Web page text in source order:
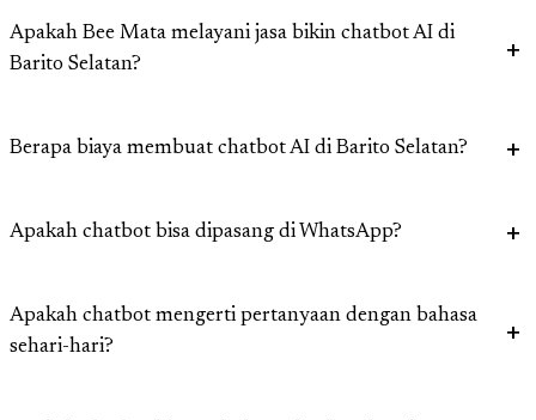
Apakah Bee Mata melayani jasa bikin chatbot AI di
Barito Selatan?
Berapa biaya membuat chatbot AI di Barito Selatan?
Apakah chatbot bisa dipasang di WhatsApp?
Apakah chatbot mengerti pertanyaan dengan bahasa
sehari-hari?